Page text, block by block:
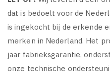
dat is bedoelt voor de
is ingekocht bij de erkende
merken in Nederland. Het
jaar fabrieksgarantie,
onze technische